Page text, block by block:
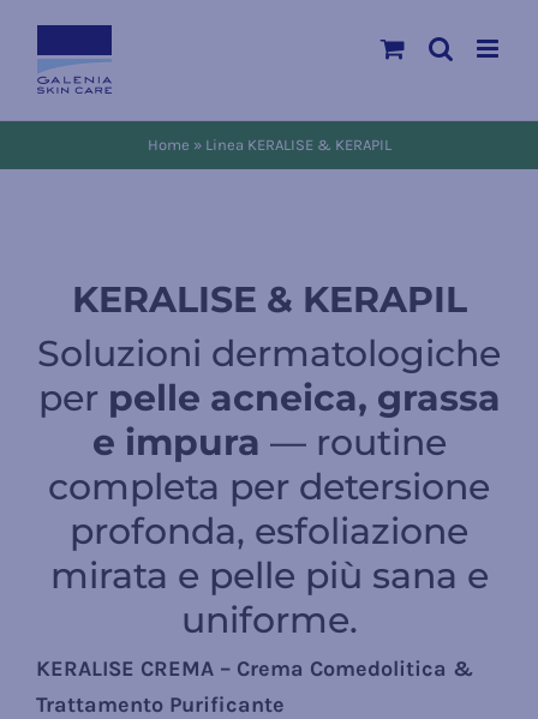
contenuto
Home » Linea KERALISE & KERAPIL
KERALISE & KERAPIL
Soluzioni dermatologiche
per pelle acneica, grassa
e impura — routine
completa per detersione
profonda, esfoliazione
mirata e pelle più sana e
uniforme.
KERALISE CREMA – Crema Comedolitica &
Trattamento Purificante